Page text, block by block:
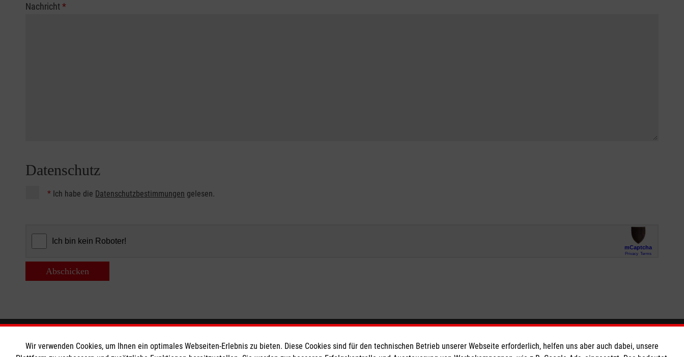
Nachricht*
Datenschutz
* Ich habe die Datenschutzbestimmungen gelesen.
Abschicken
Informationen Die Malteser Spendenkonto So finden Sie uns
Wir verwenden Cookies, um Ihnen ein optimales Webseiten-Erlebnis zu bieten. Diese Cookies sind für den technischen Betrieb unserer Webseite erforderlich, helfen uns aber auch dabei, unsere